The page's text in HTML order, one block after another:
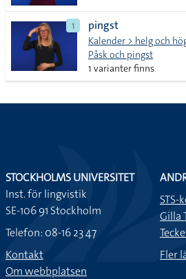
1 pingst
Kalender > helg och
Påsk och pingst
1 varianter finns
STOCKHOLMS UNIVERSITET
Inst. för lingvistik
SE-106 91 Stockholm
Telefon: 08-16 23 47
Kontakt
Om webbplatsen
STS-
Gilla
Fler